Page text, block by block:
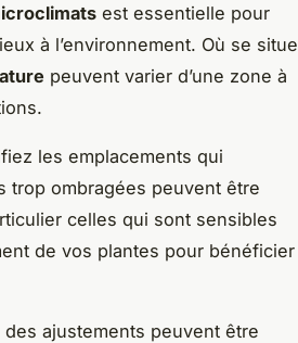
est essentielle pour
à l’environnement. Où se situe
peuvent varier d’une zone à
les emplacements qui
trop ombragées peuvent être
celles qui sont sensibles
de vos plantes pour bénéficier
ajustements peuvent être